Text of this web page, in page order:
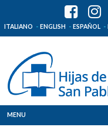
ITALIANO ENGLISH ESPAÑOL
MENU